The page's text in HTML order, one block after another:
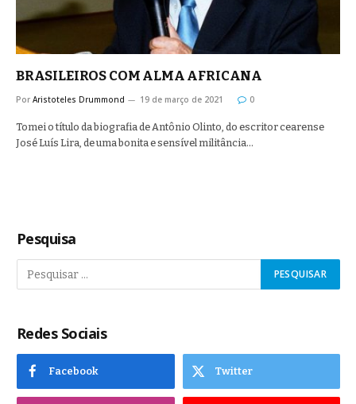
BRASILEIROS COM ALMA AFRICANA
Por Aristoteles Drummond 19 de março de 2021 0
Tomei o título da biografia de Antônio Olinto, do escritor cearense
José Luís Lira, de uma bonita e sensível militância…
Pesquisa
Redes Sociais
Facebook Twitter